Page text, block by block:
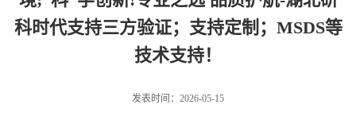
科时代支持三方验证；支持定制；MSDS等
技术支持！
发表时间：2026-05-15